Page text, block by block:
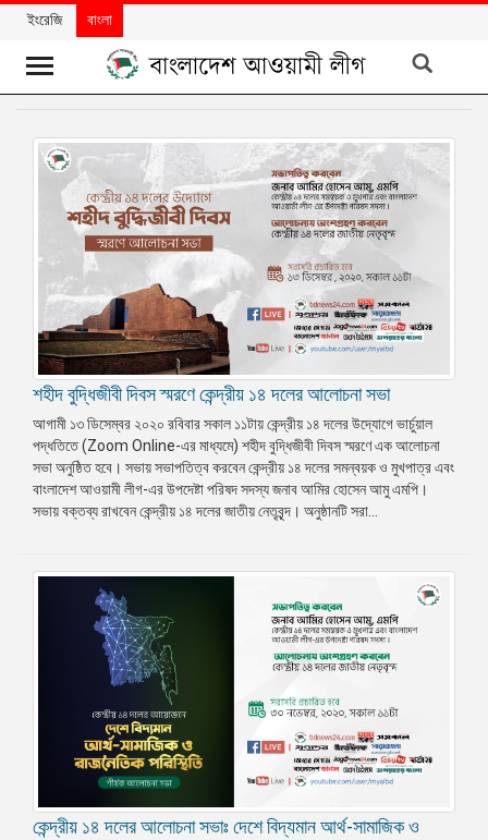
নিবন্ধ
মতামত
উন্নয়নের
বাংলাদেশ
নিউজলেটার
প্রেস
প্রকাশনা
ইশতেহার
ইংরেজি বাংলা
শহীদ বুদ্ধিজীবী দিবস স্মরণে কেন্দ্রীয় ১৪ দলের আলোচনা সভা
আগামী ১৩ ডিসেম্বর ২০২০ রবিবার সকাল ১১টায় কেন্দ্রীয় ১৪ দলের উদ্যোগে ভার্চুয়াল
পদ্ধতিতে (Zoom Online-এর মাধ্যমে) শহীদ বুদ্ধিজীবী দিবস স্মরণে এক আলোচনা
সভা অনুষ্ঠিত হবে। সভায় সভাপতিত্ব করবেন কেন্দ্রীয় ১৪ দলের সমন্বয়ক ও মুখপাত্র এবং
বাংলাদেশ আওয়ামী লীগ-এর উপদেষ্টা পরিষদ সদস্য জনাব আমির হোসেন আমু এমপি।
সভায় বক্তব্য রাখবেন কেন্দ্রীয় ১৪ দলের জাতীয় নেতৃবৃন্দ। অনুষ্ঠানটি সরা...
কেন্দ্রীয় ১৪ দলের আলোচনা সভাঃ দেশে বিদ্যমান আর্থ-সামাজিক ও